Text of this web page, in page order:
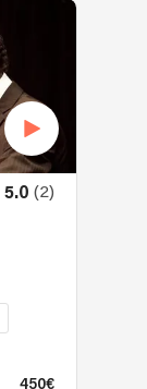
5.0 (2)
450€